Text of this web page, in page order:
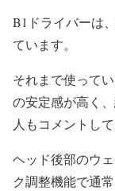
B1ドライバーは
ています。
それまで使って
の安定感が高く
人もコメントして
ヘッド後部のウ
ク調整機能で通